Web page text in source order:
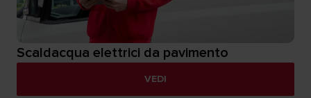
Scaldacqua elettrici da pavimento
VEDI